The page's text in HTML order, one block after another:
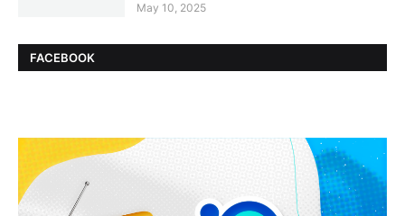
May 10, 2025
FACEBOOK